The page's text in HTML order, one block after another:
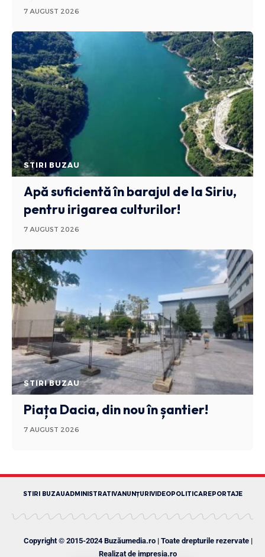
7 AUGUST 2026
STIRI BUZAU
Apă suficientă în barajul de la Siriu,
pentru irigarea culturilor!
7 AUGUST 2026
STIRI BUZAU
Piața Dacia, din nou în șantier!
7 AUGUST 2026
STIRI BUZAUADMINISTRATIVANUNȚURIVIDEOPOLITICAREPORTAJE
Copyright © 2015-2024 Buzăumedia.ro | Toate drepturile rezervate |
Realizat de impresia.ro